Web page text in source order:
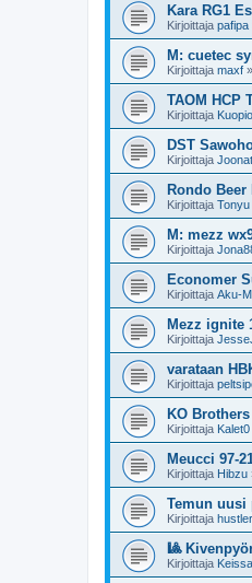
Kara RG1
Kirjoittaja pafipa
M: cuetec
Kirjoittaja maxf »
TAOM HCP
Kirjoittaja
DST
Kirjoittaja
Rondo Beer
Kirjoittaja Tonyu
M: mezz
Kirjoittaja
Economer
Kirjoittaja Aku-M
Mezz ignite
Kirjoittaja
varataan
Kirjoittaja
KO
Kirjoittaja Kalet0
Meucci 97-
Kirjoittaja Hibzu
Temun uusi
Kirjoittaja
🎱
Kirjoittaja Keissa